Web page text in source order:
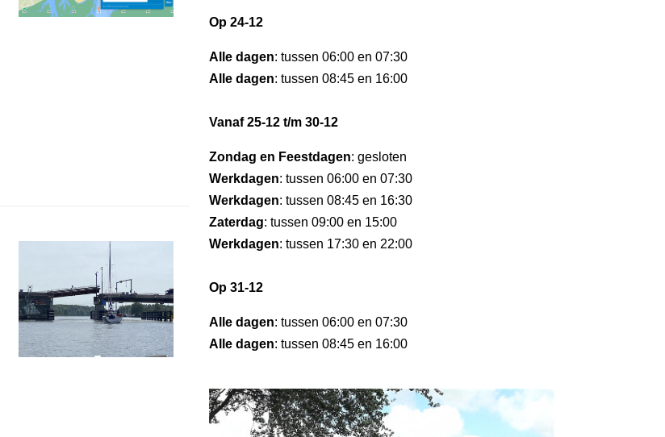
Op 24-12
Alle dagen: tussen 06:00 en 07:30
Alle dagen: tussen 08:45 en 16:00
Vanaf 25-12 t/m 30-12
Zondag en Feestdagen: gesloten
Werkdagen: tussen 06:00 en 07:30
Werkdagen: tussen 08:45 en 16:30
Zaterdag: tussen 09:00 en 15:00
Werkdagen: tussen 17:30 en 22:00
Op 31-12
Alle dagen: tussen 06:00 en 07:30
Alle dagen: tussen 08:45 en 16:00